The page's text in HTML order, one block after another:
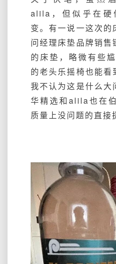
alila，但似乎在硬
变。有一说一这次的
问经理床垫品牌销售
的床垫，略微有些
的老头乐摇椅也能看
我不认为这是什么大
华精选和alila也在
质量上没问题的直接